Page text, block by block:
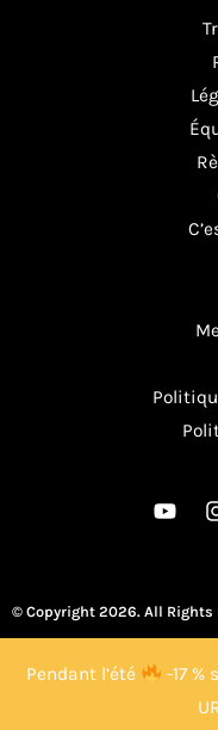
Pendant l’été
-17
© Copyright 2026. All Rights